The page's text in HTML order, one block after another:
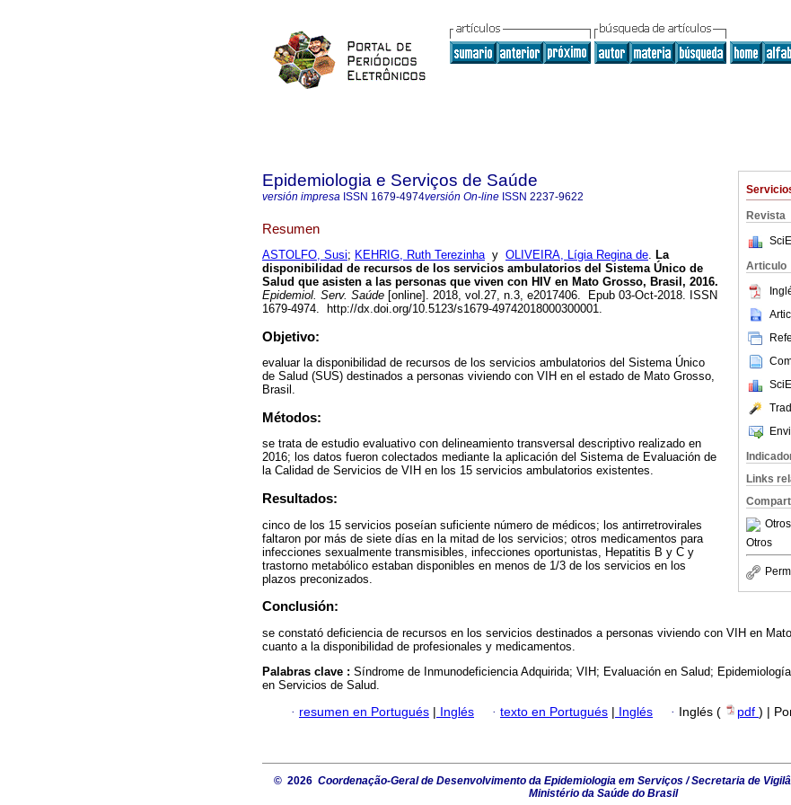
Revista
Articulo
Links
Otros
Otros
Epidemiologia e Serviços de Saúde
versión impresa ISSN 1679-4974versión On-line ISSN 2237-9622
Resumen
ASTOLFO, Susi; KEHRIG, Ruth Terezinhay OLIVEIRA, Lígia Regina de. La
disponibilidad de recursos de los servicios ambulatorios del Sistema Único de
Salud que asisten a las personas que viven con HIV en Mato Grosso, Brasil, 2016.
Epidemiol. Serv. Saúde [online]. 2018, vol.27, n.3, e2017406. Epub 03-Oct-2018. ISSN
1679-4974. http://dx.doi.org/10.5123/s1679-49742018000300001.
Objetivo:
evaluar la disponibilidad de recursos de los servicios ambulatorios del Sistema Único
de Salud (SUS) destinados a personas viviendo con VIH en el estado de Mato Grosso,
Brasil.
Métodos:
se trata de estudio evaluativo con delineamiento transversal descriptivo realizado en
2016; los datos fueron colectados mediante la aplicación del Sistema de Evaluación de
la Calidad de Servicios de VIH en los 15 servicios ambulatorios existentes.
Resultados:
cinco de los 15 servicios poseían suficiente número de médicos; los antirretrovirales
faltaron por más de siete días en la mitad de los servicios; otros medicamentos para
infecciones sexualmente transmisibles, infecciones oportunistas, Hepatitis B y C y
trastorno metabólico estaban disponibles en menos de 1/3 de los servicios en los
plazos preconizados.
Conclusión:
se constató deficiencia de recursos en los servicios destinados a personas viviendo con VIH en
cuanto a la disponibilidad de profesionales y medicamentos.
Palabras clave : Síndrome de Inmunodeficiencia Adquirida; VIH; Evaluación en Salud;
en Servicios de Salud.
· resumen en Portugués Inglés · texto en Portugués Inglés · Inglés ( pdf ) |
© 2026 Coordenação-Geral de Desenvolvimento da Epidemiologia em Serviços / Secretaria de
Ministério da Saúde do Brasil